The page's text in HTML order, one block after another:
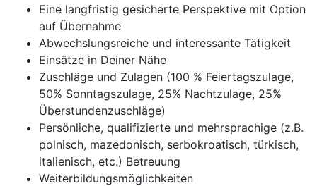
Eine langfristig gesicherte Perspektive mit Option
auf Übernahme
Abwechslungsreiche und interessante Tätigkeit
Einsätze in Deiner Nähe
Zuschläge und Zulagen (100 % Feiertagszulage,
50% Sonntagszulage, 25% Nachtzulage, 25%
Überstundenzuschläge)
Persönliche, qualifizierte und mehrsprachige (z.B.
polnisch, mazedonisch, serbokroatisch, türkisch,
italienisch, etc.) Betreuung
Weiterbildungsmöglichkeiten